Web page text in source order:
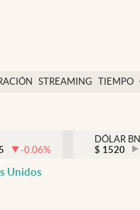
STREAMING TIEMPO
México
-0.06%
DÓLAR
$ 1520
Unidos